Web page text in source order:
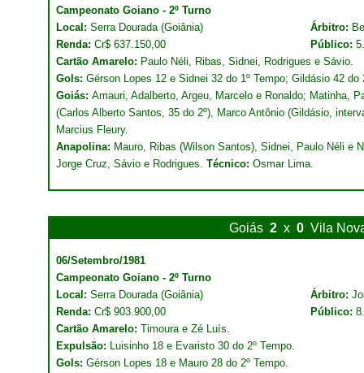
Campeonato Goiano - 2º Turno
Local: Serra Dourada (Goiânia) Árbitro:
Renda: Cr$ 637.150,00 Público:
Cartão Amarelo: Paulo Néli, Ribas, Sidnei, Rodrigues e Sávio.
Gols: Gérson Lopes 12 e Sidnei 32 do 1º Tempo; Gildásio 42 do
Goiás: Amauri, Adalberto, Argeu, Marcelo e Ronaldo; Matinha,
(Carlos Alberto Santos, 35 do 2º), Marco Antônio (Gildásio,
Marcius Fleury.
Anapolina: Mauro, Ribas (Wilson Santos), Sidnei, Paulo Néli e
Jorge Cruz, Sávio e Rodrigues. Técnico: Osmar Lima.
Goiás 2 x 0 Vila
06/Setembro/1981
Campeonato Goiano - 2º Turno
Local: Serra Dourada (Goiânia) Árbitro:
Renda: Cr$ 903.900,00 Público:
Cartão Amarelo: Timoura e Zé Luís.
Expulsão: Luisinho 18 e Evaristo 30 do 2º Tempo.
Gols: Gérson Lopes 18 e Mauro 28 do 2º Tempo.